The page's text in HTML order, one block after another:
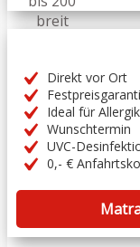
Direkt vor Ort
Ideal für
Wunschtermin
UVC-
0,- €